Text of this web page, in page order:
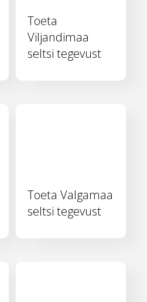
Toeta
Viljandimaa
seltsi tegevust
Toeta Valgamaa
seltsi tegevust